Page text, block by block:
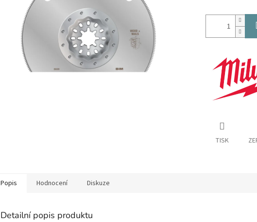
TISK
Popis Hodnocení Diskuze
Detailní popis produktu